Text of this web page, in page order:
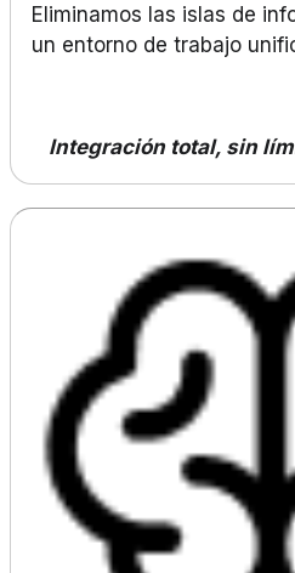
Eliminamos las islas de
un entorno de trabajo
Integración total, sin